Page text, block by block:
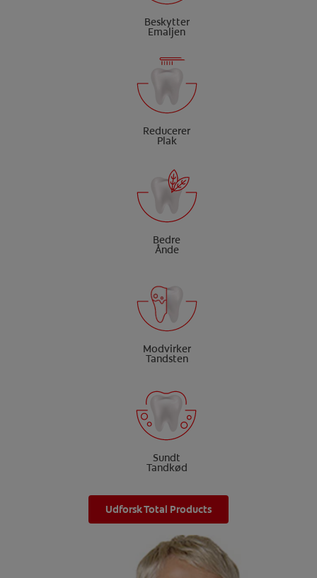
Beskytter
Emaljen
Reducerer
Plak
Bedre
Ånde
Modvirker
Tandsten
Sundt
Tandkød
Udforsk Total Products